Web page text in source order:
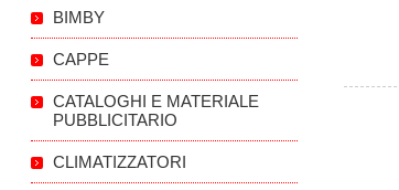
BIMBY
CAPPE
CATALOGHI E MATERIALE
PUBBLICITARIO
CLIMATIZZATORI